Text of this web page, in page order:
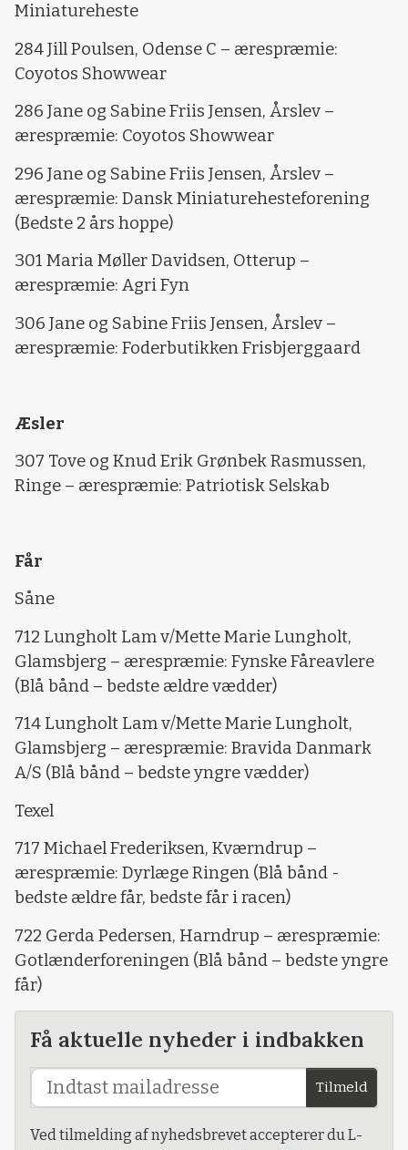
Miniatureheste
284 Jill Poulsen, Odense C – ærespræmie:
Coyotos Showwear
286 Jane og Sabine Friis Jensen, Årslev –
ærespræmie: Coyotos Showwear
296 Jane og Sabine Friis Jensen, Årslev –
ærespræmie: Dansk Miniaturehesteforening
(Bedste 2 års hoppe)
301 Maria Møller Davidsen, Otterup –
ærespræmie: Agri Fyn
306 Jane og Sabine Friis Jensen, Årslev –
ærespræmie: Foderbutikken Frisbjerggaard
Æsler
307 Tove og Knud Erik Grønbek Rasmussen,
Ringe – ærespræmie: Patriotisk Selskab
Får
Såne
712 Lungholt Lam v/Mette Marie Lungholt,
Glamsbjerg – ærespræmie: Fynske Fåreavlere
(Blå bånd – bedste ældre vædder)
714 Lungholt Lam v/Mette Marie Lungholt,
Glamsbjerg – ærespræmie: Bravida Danmark
A/S (Blå bånd – bedste yngre vædder)
Texel
717 Michael Frederiksen, Kværndrup –
ærespræmie: Dyrlæge Ringen (Blå bånd -
bedste ældre får, bedste får i racen)
722 Gerda Pedersen, Harndrup – ærespræmie:
Gotlænderforeningen (Blå bånd – bedste yngre
får)
Få aktuelle nyheder i indbakken
Tilmeld
Ved tilmelding af nyhedsbrevet accepterer du L-